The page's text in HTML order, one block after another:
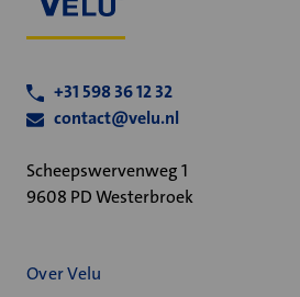
+31 598 36 12 32
contact@velu.nl
Scheepswervenweg 1
9608 PD Westerbroek
Over Velu